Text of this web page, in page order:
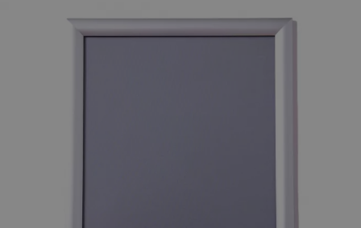
Fotosteny